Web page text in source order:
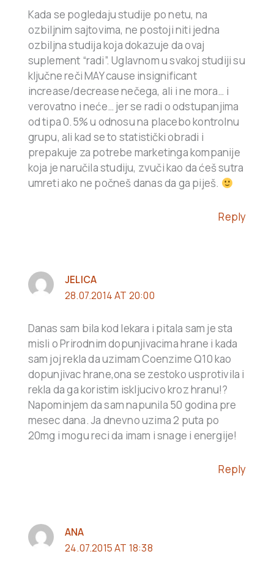
Kada se pogledaju studije po netu, na
ozbiljnim sajtovima, ne postoji niti jedna
ozbiljna studija koja dokazuje da ovaj
suplement “radi”. Uglavnom u svakoj studiji su
ključne reči MAY cause insignificant
increase/decrease nečega, ali i ne mora… i
verovatno i neće… jer se radi o odstupanjima
od tipa 0.5% u odnosu na placebo kontrolnu
grupu, ali kad se to statistički obradi i
prepakuje za potrebe marketinga kompanije
koja je naručila studiju, zvuči kao da ćeš sutra
umreti ako ne počneš danas da ga piješ.
Reply
JELICA
28.07.2014 AT 20:00
Danas sam bila kod lekara i pitala sam je sta
misli o Prirodnim dopunjivacima hrane i kada
sam joj rekla da uzimam Coenzime Q10 kao
dopunjivac hrane,ona se zestoko usprotivila i
rekla da ga koristim iskljucivo kroz hranu!?
Napominjem da sam napunila 50 godina pre
mesec dana. Ja dnevno uzima 2 puta po
20mg i mogu reci da imam i snage i energije!
Reply
ANA
24.07.2015 AT 18:38